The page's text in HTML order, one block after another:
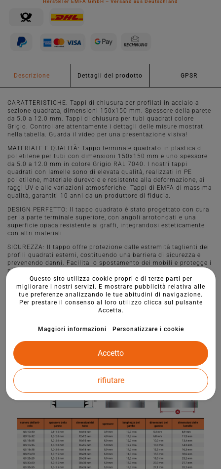
Hersteller EMFA GmbH – Versand aus Deutschland
Descrizione Dettagli del prodotto GPSR
CARATTERISTICHE: Tappi di chiusura per profilati in acciaio a
sezione quadrata, dimensioni 150x150 mm. Spessore della parete
da 5.0 a 12.0 mm. Tappi di chiusura per tubi quadrati colore
Grigio. Controllare attentamente i dettagli delle misure mostrati
nella tabella. Guarda il video per una presentazione visiva!
MATERIALE E QUALITÀ: Tappo terminale quadrato in plastica di
polietilene per tubi con dimensioni 150x150 mm e uno spessore
da 5.0 a 12.0 mm in colore Grigio RAL 7040. I nostri tappi
quadrati con lamelle sono di elevata qualità, realizzati in PE
polietilene, materiale durevole e resistente alla deformazione, ai
raggi UV e alle variazioni atmosferiche. Tappi di EMFA di massima
qualità, garantiti 10 anni da un produttore di fiducia.
DESIGN PERFETTO: Il tappo quadrato è stato progettato con cura
per la parte terminale superiore, con angoli arrotondati e una
superficie opaca resistente ai graffi, integrandosi esteticamente
con altri materiali.
SICUREZZA: Il tappo offre protezione dalle estremità taglienti dei
profili quadrati esterni, costituendo una barriera di sicurezza e
prevenendo danni. Facilita lo spostamento dei mobili e protegge i
pavimenti da graffi. Si raccomanda di applicare, opzionalmente,
un tappo terminale con feltro o gomma antiscivolo su superfici
delicate.
MONTAGGIO E USO: Montaggio semplice e stabile grazie a tre
lamelle, senza necessità di colla, basta premere o inserire con un
per parchi e altri elementi di arredo urbano e giardino.
Questo sito utilizza cookie propri e di terze parti per
migliorare i nostri servizi. E mostrare pubblicità relativa alle
tue preferenze analizzando le tue abitudini di navigazione.
Per prestare il consenso al loro utilizzo clicca sul pulsante
Accetta.
Maggiori informazioni Personalizzare i cookie
rifiutare
Accetto